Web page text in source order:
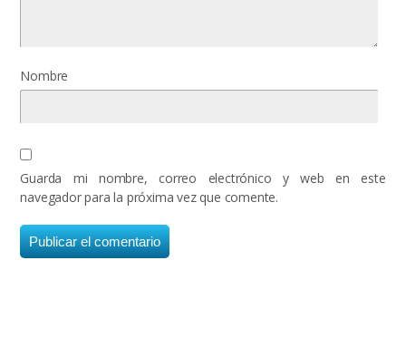
Nombre
Guarda mi nombre, correo electrónico y web en este
navegador para la próxima vez que comente.